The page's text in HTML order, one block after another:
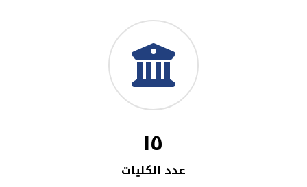
١٥
عدد الكليات